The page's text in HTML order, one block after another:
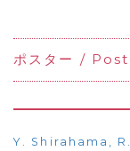
ポスター /
Y. Shirahama,